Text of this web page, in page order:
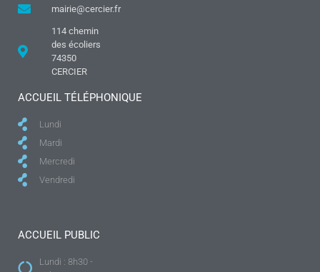
mairie@cercier.fr
114 chemin
des écoliers
74350
CERCIER
ACCUEIL TÉLÉPHONIQUE
Lundi
Mardi
Mercredi
Vendredi
ACCUEIL PUBLIC
Lundi : 8h30 -